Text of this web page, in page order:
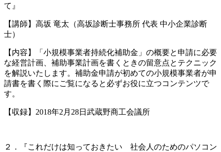
て』
【講師】高坂 竜太（高坂診断士事務所 代表 中小企業診断
士）
【内容】「小規模事業者持続化補助金」の概要と申請に必要
な経営計画、補助事業計画を書くときの留意点とテクニック
を解説いたします。補助金申請が初めての小規模事業者が申
請書を書く際にご覧になると必ずお役に立つコンテンツで
す。
【収録】2018年2月28日武蔵野商工会議所
２．『これだけは知っておきたい 社会人のためのパソコン